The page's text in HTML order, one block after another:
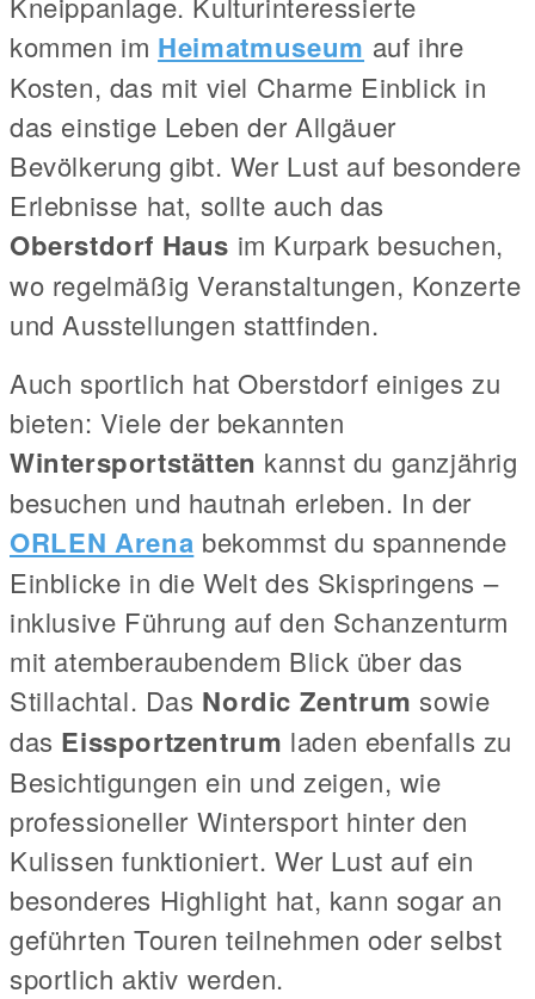
kommen im Heimatmuseum auf ihre
Kosten, das mit viel Charme Einblick in
das einstige Leben der Allgäuer
Bevölkerung gibt. Wer Lust auf besondere
Erlebnisse hat, sollte auch das
Oberstdorf Haus im Kurpark besuchen,
wo regelmäßig Veranstaltungen, Konzerte
und Ausstellungen stattfinden.
Auch sportlich hat Oberstdorf einiges zu
bieten: Viele der bekannten
Wintersportstätten kannst du ganzjährig
besuchen und hautnah erleben. In der
ORLEN Arena bekommst du spannende
Einblicke in die Welt des Skispringens –
inklusive Führung auf den Schanzenturm
mit atemberaubendem Blick über das
Stillachtal. Das Nordic Zentrum sowie
das Eissportzentrum laden ebenfalls zu
Besichtigungen ein und zeigen, wie
professioneller Wintersport hinter den
Kulissen funktioniert. Wer Lust auf ein
besonderes Highlight hat, kann sogar an
geführten Touren teilnehmen oder selbst
sportlich aktiv werden.